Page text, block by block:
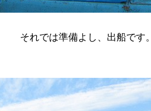
備よし、出船です。